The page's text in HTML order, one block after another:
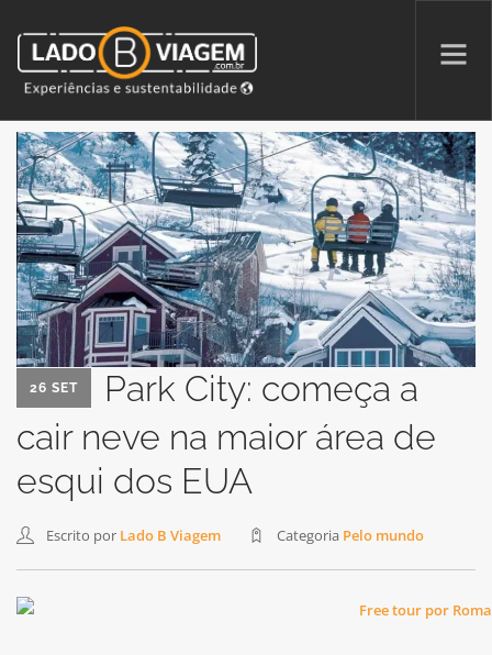
PROMOÇÕES
QUEM SOMOS
PARCERIAS
NA MÍDIA
PATAS AO ALTO
26 SET
Park City: começa a
cair neve na maior área de
esqui dos EUA
Escrito por Lado B Viagem Categoria Pelo mundo